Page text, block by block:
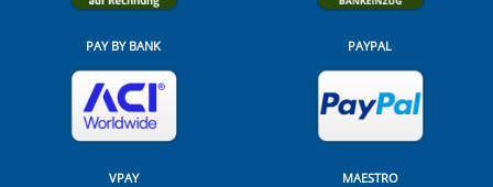
PAY BY BANK PAYPAL
VPAY MAESTRO